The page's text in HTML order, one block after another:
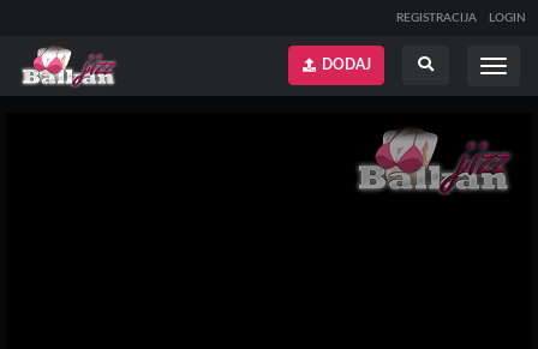
REGISTRACIJA LOGIN
Prikaži
DODAJ